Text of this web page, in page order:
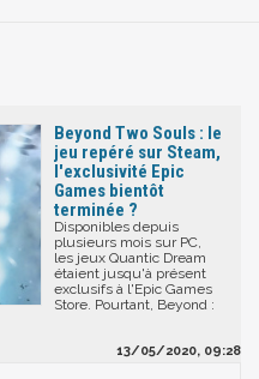
Beyond Two Souls : le
jeu repéré sur Steam,
l'exclusivité Epic
Games bientôt
terminée ?
Disponibles depuis
plusieurs mois sur PC,
les jeux Quantic Dream
étaient jusqu'à présent
exclusifs à l'Epic Games
Store. Pourtant, Beyond :
13/05/2020, 09:28